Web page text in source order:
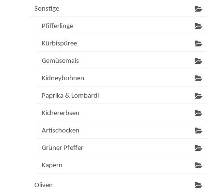
Sonstige
Pfifferlinge
Kürbispüree
Gemüsemais
Kidneybohnen
Paprika & Lombardi
Kichererbsen
Artischocken
Grüner Pfeffer
Kapern
Oliven